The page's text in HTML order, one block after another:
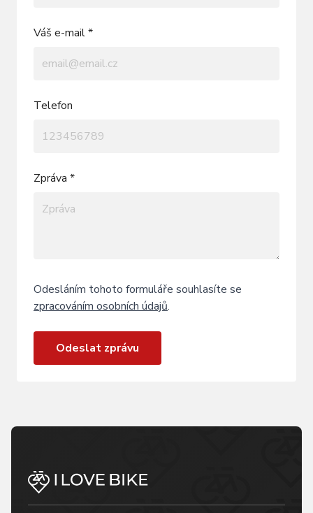
Váš e-mail *
Telefon
Zpráva *
Odesláním tohoto formuláře souhlasíte se
zpracováním osobních údajů.
Odeslat zprávu